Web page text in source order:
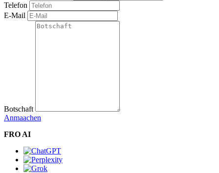
Telefon
E-Mail
Botschaft
Anmaachen
FRO AI